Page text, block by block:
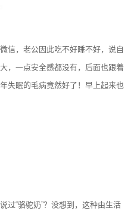
信，老公因此吃不好睡不好，说自
，一点安全感都没有，后面也跟着
失眠的毛病竟然好了！早上起来也
过“骆驼奶”？没想到，这种由生活